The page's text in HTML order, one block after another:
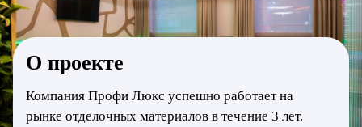
О проекте
Компания Профи Люкс успешно работает на
рынке отделочных материалов в течение 3 лет.